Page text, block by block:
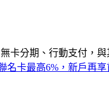
卡分期、行動支付，
名卡最高6%，新戶再享